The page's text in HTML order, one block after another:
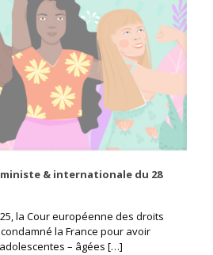
& internationale du 28
la Cour européenne des droits
condamné la France pour avoir
– âgées […]